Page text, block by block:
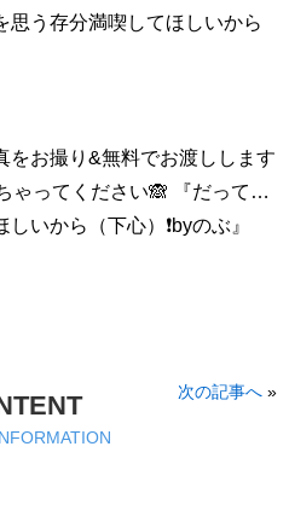
思う存分満喫してほしいから
お撮り&無料でお渡しします
ゃってください🙈 『だって…
いから（下心）❗️byのぶ』
次の記事へ »